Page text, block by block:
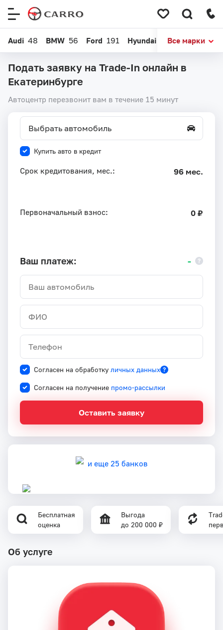
Audi 48 BMW 56 Ford 191 Hyundai 387 Kia 586
Все марки
Подать заявку на Trade-In онлайн в
Екатеринбурге
Автоцентр перезвонит вам в течение 15 минут
Выбрать автомобиль
Купить авто в кредит
Срок кредитования, мес.: 96 мес.
Первоначальный взнос: 0 ₽
Ваш платеж: -
Согласен на обработку личных данных
Согласен на получение промо-рассылки
Оставить заявку
и еще 25 банков
Бесплатная
оценка
Выгода
до 200 000 ₽
Об услуге